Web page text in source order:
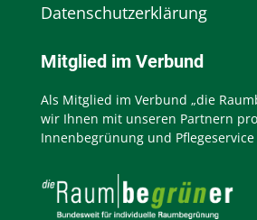
Datenschutzerklärung
Mitglied im Verbund
Als Mitglied im Verbund „die
wir Ihnen mit unseren Partnern
Innenbegrünung und